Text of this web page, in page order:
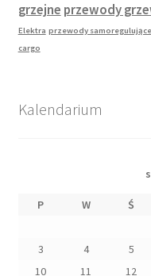
grzejne przewody
Elektra przewody samoregulujące
cargo
Kalendarium
P W Ś
3
4 5
10
11 12